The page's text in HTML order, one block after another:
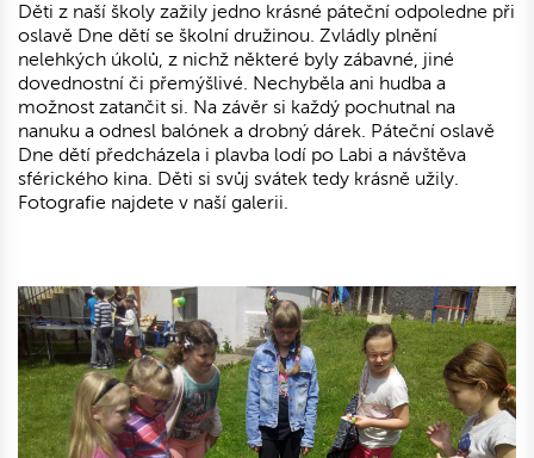
Děti z naší školy zažily jedno krásné páteční odpoledne při
oslavě Dne dětí se školní družinou. Zvládly plnění
nelehkých úkolů, z nichž některé byly zábavné, jiné
dovednostní či přemýšlivé. Nechyběla ani hudba a
možnost zatančit si. Na závěr si každý pochutnal na
nanuku a odnesl balónek a drobný dárek. Páteční oslavě
Dne dětí předcházela i plavba lodí po Labi a návštěva
sférického kina. Děti si svůj svátek tedy krásně užily.
Fotografie najdete v naší galerii.